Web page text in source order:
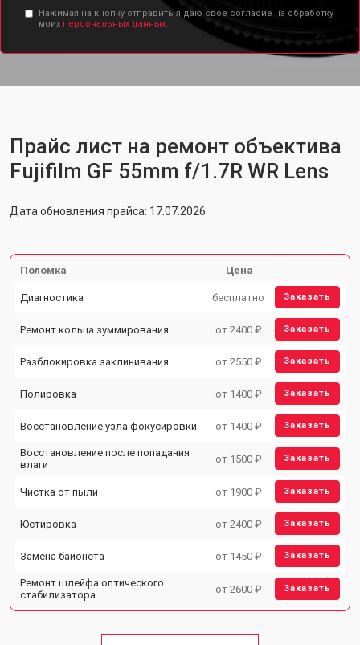
Нажимая на кнопку отправить я даю свое согласие на обработку
моих персональных данных.
Прайс лист на ремонт объектива
Fujifilm GF 55mm f/1.7R WR Lens
Дата обновления прайса: 17.07.2026
Поломка Цена
Диагностика бесплатно Заказать
Ремонт кольца зуммирования от 2400 ₽ Заказать
Разблокировка заклинивания от 2550 ₽ Заказать
Полировка от 1400 ₽ Заказать
Восстановление узла фокусировки от 1400 ₽ Заказать
Восстановление после попадания
влаги
от 1500 ₽ Заказать
Чистка от пыли от 1900 ₽ Заказать
Юстировка от 2400 ₽ Заказать
Замена байонета от 1450 ₽ Заказать
Ремонт шлейфа оптического
стабилизатора
от 2600 ₽ Заказать